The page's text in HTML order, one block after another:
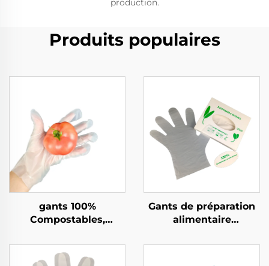
production.
Produits populaires
gants 100%
Compostables,
Compostables en PLA
PBAT Amidon de Maïs
Gants de préparation
alimentaire
biodégradables et